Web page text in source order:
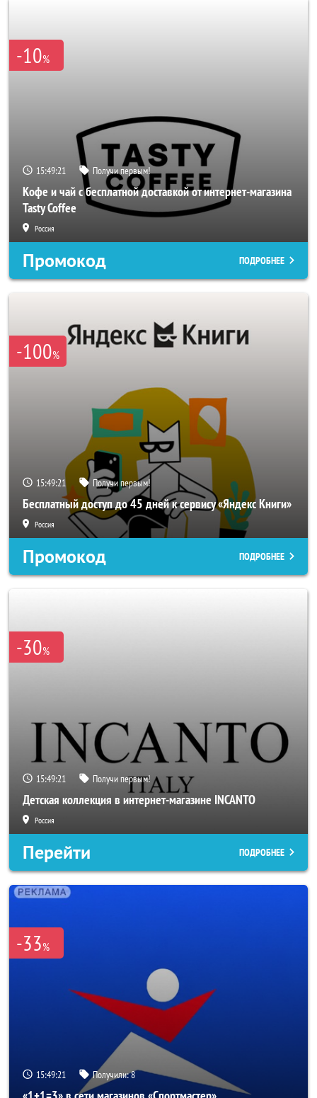
-10%
15:49:19 Получи первым!
Кофе и чай с бесплатной доставкой от интернет-магазина
Tasty Coffee
Россия
Промокод ПОДРОБНЕЕ
-100%
15:49:19 Получи первым!
Бесплатный доступ до 45 дней к сервису «Яндекс Книги»
Россия
Промокод ПОДРОБНЕЕ
-30%
15:49:19 Получи первым!
Детская коллекция в интернет-магазине INCANTO
Россия
Перейти ПОДРОБНЕЕ
-33%
15:49:19 Получили:8